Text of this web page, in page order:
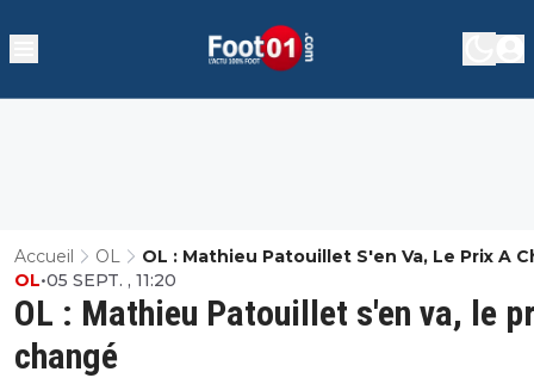
Accueil OL OL : Mathieu Patouillet S'en Va, Le Prix A
OL : Mathieu Patouillet s'en va, le
changé
OL•05 SEPT. , 11:20